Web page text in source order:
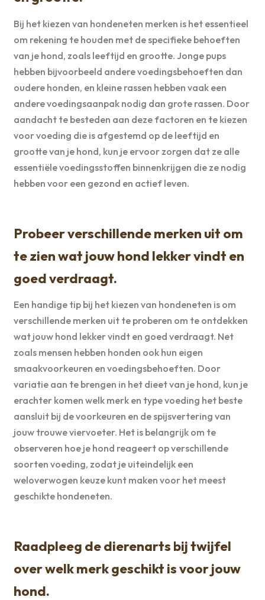
Bij het kiezen van hondeneten merken is het essentieel
om rekening te houden met de specifieke behoeften
van je hond, zoals leeftijd en grootte. Jonge pups
hebben bijvoorbeeld andere voedingsbehoeften dan
oudere honden, en kleine rassen hebben vaak een
andere voedingsaanpak nodig dan grote rassen. Door
aandacht te besteden aan deze factoren en te kiezen
voor voeding die is afgestemd op de leeftijd en
grootte van je hond, kun je ervoor zorgen dat ze alle
essentiële voedingsstoffen binnenkrijgen die ze nodig
hebben voor een gezond en actief leven.
Probeer verschillende merken uit om
te zien wat jouw hond lekker vindt en
goed verdraagt.
Een handige tip bij het kiezen van hondeneten is om
verschillende merken uit te proberen om te ontdekken
wat jouw hond lekker vindt en goed verdraagt. Net
zoals mensen hebben honden ook hun eigen
smaakvoorkeuren en voedingsbehoeften. Door
variatie aan te brengen in het dieet van je hond, kun je
erachter komen welk merk en type voeding het beste
aansluit bij de voorkeuren en de spijsvertering van
jouw trouwe viervoeter. Het is belangrijk om te
observeren hoe je hond reageert op verschillende
soorten voeding, zodat je uiteindelijk een
weloverwogen keuze kunt maken voor het meest
geschikte hondeneten.
Raadpleeg de dierenarts bij twijfel
over welk merk geschikt is voor jouw
hond.